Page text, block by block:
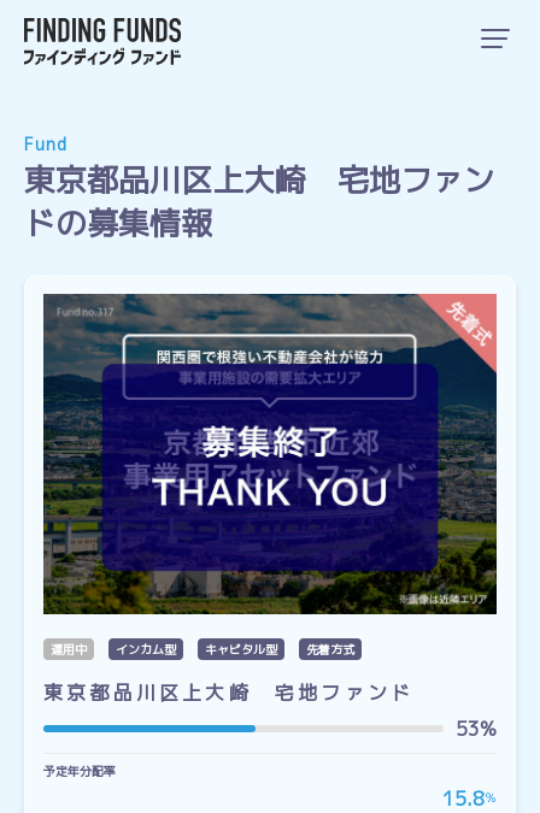
Fund
東京都品川区上大崎 宅地ファン
ドの募集情報
運用中 インカム型 キャピタル型 先着方式
東京都品川区上大崎 宅地ファンド
53%
予定年分配率
15.8％